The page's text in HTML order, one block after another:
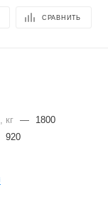
СРАВНИТЬ
кг —
1800
920